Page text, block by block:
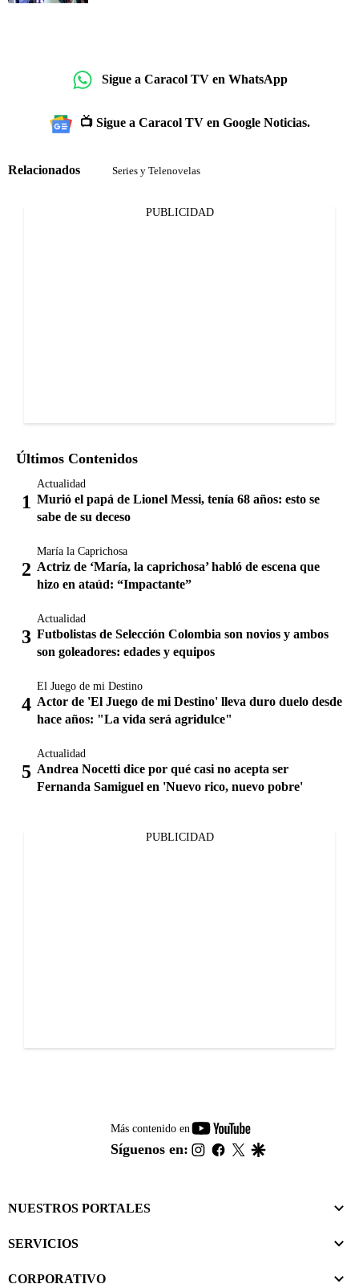
Sigue a Caracol TV en WhatsApp
📺 Sigue a Caracol TV en Google Noticias.
Relacionados Series y Telenovelas
PUBLICIDAD
Últimos Contenidos
Actualidad
Murió el papá de Lionel Messi, tenía 68 años: esto se
sabe de su deceso
María la Caprichosa
Actriz de ‘María, la caprichosa’ habló de escena que
hizo en ataúd: “Impactante”
Actualidad
Futbolistas de Selección Colombia son novios y ambos
son goleadores: edades y equipos
El Juego de mi Destino
Actor de 'El Juego de mi Destino' lleva duro duelo desde
hace años: "La vida será agridulce"
Actualidad
Andrea Nocetti dice por qué casi no acepta ser
Fernanda Samiguel en 'Nuevo rico, nuevo pobre'
PUBLICIDAD
Más contenido en
youtube-
footer
Síguenos en: instagram
facebook
twitter
NUESTROS PORTALES
SERVICIOS
CORPORATIVO